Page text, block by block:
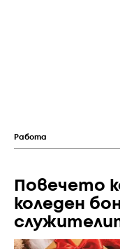
Работа
Повечето
коледен